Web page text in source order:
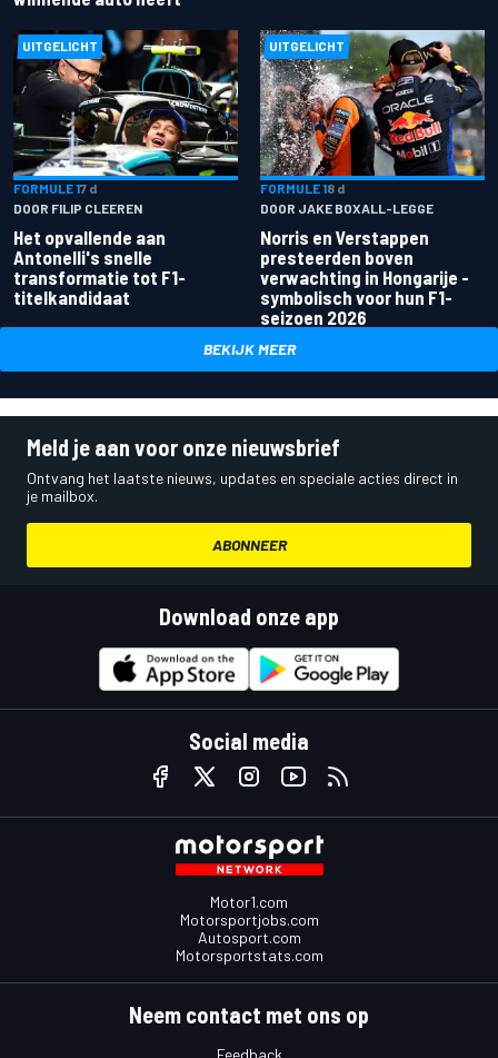
UITGELICHT
FORMULE 17 d
DOOR FILIP CLEEREN
Het opvallende aan
Antonelli's snelle
transformatie tot F1-
titelkandidaat
UITGELICHT
FORMULE 18 d
DOOR JAKE BOXALL-LEGGE
Norris en Verstappen
presteerden boven
verwachting in Hongarije -
symbolisch voor hun F1-
seizoen 2026
BEKIJK MEER
Meld je aan voor onze nieuwsbrief
Ontvang het laatste nieuws, updates en speciale acties direct in
je mailbox.
ABONNEER
Download onze app
Social media
Motor1.com
Motorsportjobs.com
Autosport.com
Motorsportstats.com
Neem contact met ons op